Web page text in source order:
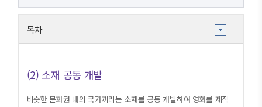
목차
2. 공동제작의 기획요소
(2) 소재 공동 개발
(2) 소재 공동 개발
비슷한 문화권 내의 국가끼리는 소재를 공동 개발하여 영화를 제작